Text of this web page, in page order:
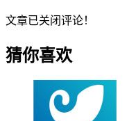
文章已关闭评论！
猜你喜欢